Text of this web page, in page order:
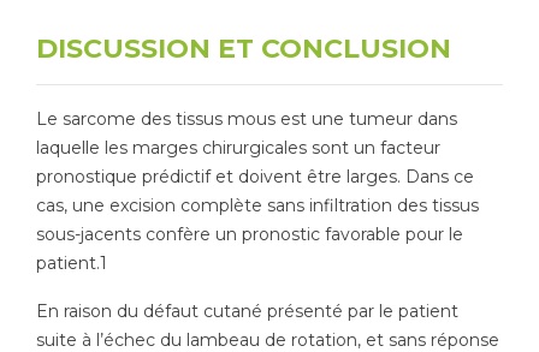
DISCUSSION ET CONCLUSION
Le sarcome des tissus mous est une tumeur dans
laquelle les marges chirurgicales sont un facteur
pronostique prédictif et doivent être larges. Dans ce
cas, une excision complète sans infiltration des tissus
sous-jacents confère un pronostic favorable pour le
patient.1
En raison du défaut cutané présenté par le patient
suite à l’échec du lambeau de rotation, et sans réponse